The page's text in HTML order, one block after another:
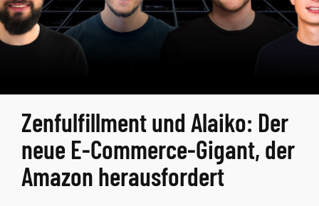
Zenfulfillment und Alaiko: Der
neue E-Commerce-Gigant, der
Amazon herausfordert